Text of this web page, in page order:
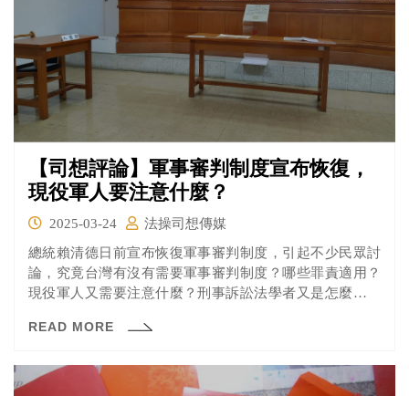
【司想評論】軍事審判制度宣布恢復，
現役軍人要注意什麼？
2025-03-24
法操司想傳媒
總統賴清德日前宣布恢復軍事審判制度，引起不少民眾討
論，究竟台灣有沒有需要軍事審判制度？哪些罪責適用？
現役軍人又需要注意什麼？刑事訴訟法學者又是怎麼看？
READ MORE